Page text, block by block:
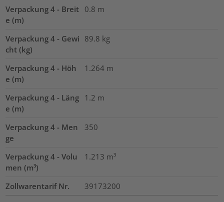
Verpackung 4 - Breit
e (m)
0.8 m
Verpackung 4 - Gewi
cht (kg)
89.8 kg
Verpackung 4 - Höh
e (m)
1.264 m
Verpackung 4 - Läng
e (m)
1.2 m
Verpackung 4 - Men
ge
350
Verpackung 4 - Volu
men (m³)
1.213 m³
Zollwarentarif Nr. 39173200